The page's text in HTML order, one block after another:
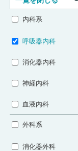
内科系
呼吸器内科
消化器内科
神経内科
血液内科
外科系
消化器外科